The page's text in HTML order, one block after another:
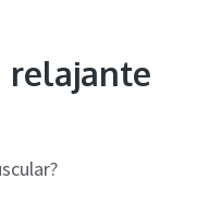
relajante